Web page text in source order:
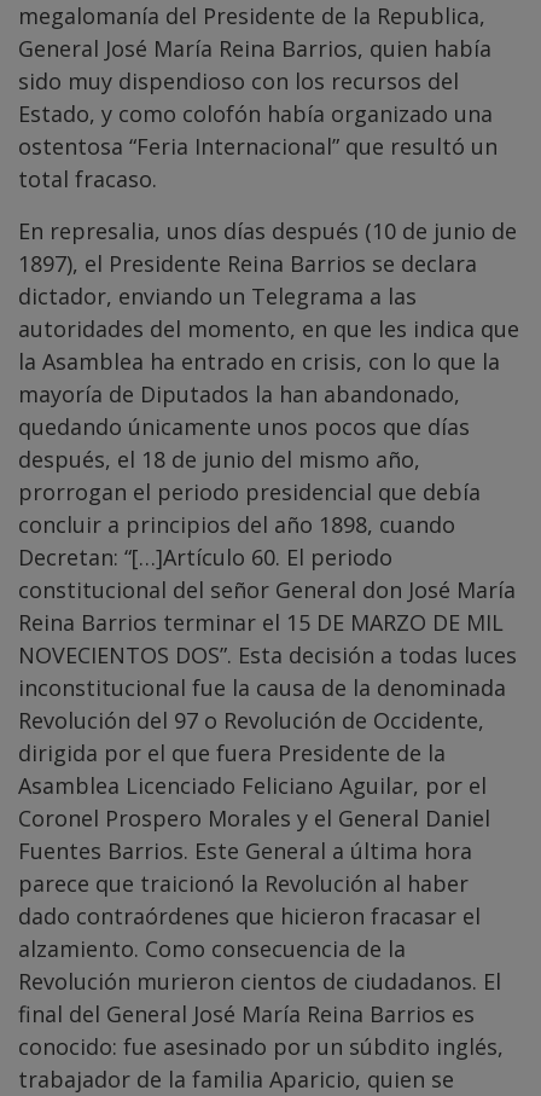
megalomanía del Presidente de la Republica,
General José María Reina Barrios, quien había
sido muy dispendioso con los recursos del
Estado, y como colofón había organizado una
ostentosa “Feria Internacional” que resultó un
total fracaso.
En represalia, unos días después (10 de junio de
1897), el Presidente Reina Barrios se declara
dictador, enviando un Telegrama a las
autoridades del momento, en que les indica que
la Asamblea ha entrado en crisis, con lo que la
mayoría de Diputados la han abandonado,
quedando únicamente unos pocos que días
después, el 18 de junio del mismo año,
prorrogan el periodo presidencial que debía
concluir a principios del año 1898, cuando
Decretan: “[…]Artículo 60. El periodo
constitucional del señor General don José María
Reina Barrios terminar el 15 DE MARZO DE MIL
NOVECIENTOS DOS”. Esta decisión a todas luces
inconstitucional fue la causa de la denominada
Revolución del 97 o Revolución de Occidente,
dirigida por el que fuera Presidente de la
Asamblea Licenciado Feliciano Aguilar, por el
Coronel Prospero Morales y el General Daniel
Fuentes Barrios. Este General a última hora
parece que traicionó la Revolución al haber
dado contraórdenes que hicieron fracasar el
alzamiento. Como consecuencia de la
Revolución murieron cientos de ciudadanos. El
final del General José María Reina Barrios es
conocido: fue asesinado por un súbdito inglés,
trabajador de la familia Aparicio, quien se